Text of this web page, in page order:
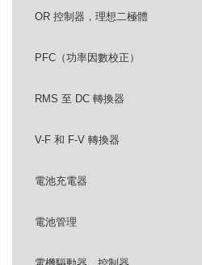
OR 控制器，理想二極體
PFC（功率因數校正）
RMS 至 DC 轉換器
V-F 和 F-V 轉換器
電池充電器
電池管理